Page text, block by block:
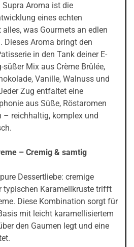
Aroma ist die
eines echten
was Gourmets an edlen
Dieses Aroma bringt den
in den Tank deiner E-
Mix aus Crème Brûlée,
Vanille, Walnuss und
Zug entfaltet eine
aus Süße, Röstaromen
– reichhaltig, komplex und
– Cremig & samtig
Dessertliebe: cremige
typischen Karamellkruste trifft
Diese Kombination sorgt für
mit leicht karamellisiertem
den Gaumen legt und eine